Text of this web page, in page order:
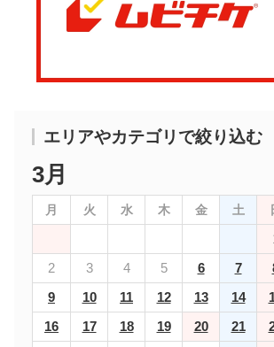
エリアやカテゴリで絞り込む
3月
月 火 水 木 金 土
2
3 4 5 6 7
9
10 11 12 13 14
16
17 18 19 20 21